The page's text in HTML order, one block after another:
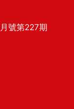
號第227期